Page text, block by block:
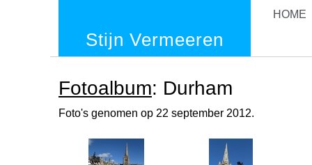
Stijn Vermeeren
HOME
Fotoalbum: Durham
Foto's genomen op 22 september 2012.